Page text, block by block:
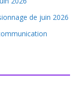
de juin 2026